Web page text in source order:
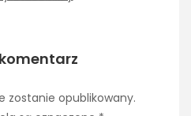
zostanie opublikowany.